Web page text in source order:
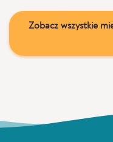
Zobacz wszystkie